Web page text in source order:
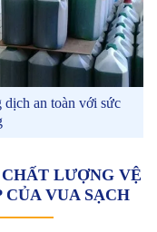
dịch an toàn với sức
LƯỢNG VỆ
VUA SẠCH